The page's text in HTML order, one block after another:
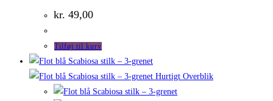
kr. 49,00
Tilføj til kurv
Hurtigt Overblik